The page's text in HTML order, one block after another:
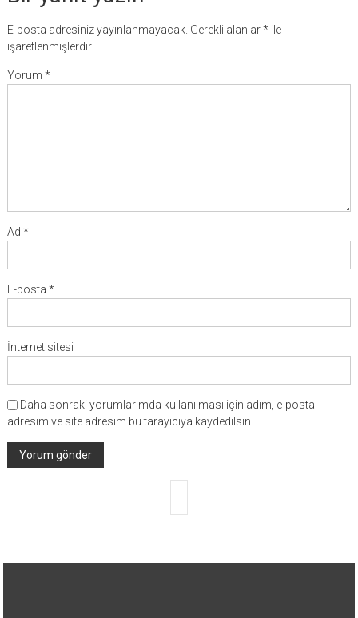
E-posta adresiniz yayınlanmayacak. Gerekli alanlar*ile
işaretlenmişlerdir
Yorum *
Ad *
E-posta *
İnternet sitesi
Daha sonraki yorumlarımda kullanılması için adım, e-posta
adresim ve site adresim bu tarayıcıya kaydedilsin.